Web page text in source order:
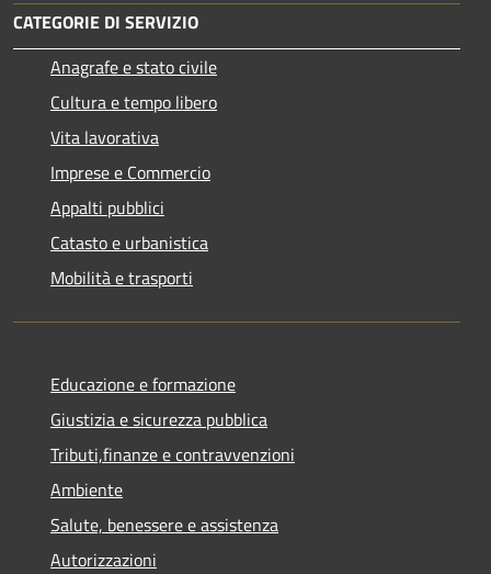
CATEGORIE DI SERVIZIO
Anagrafe e stato civile
Cultura e tempo libero
Vita lavorativa
Imprese e Commercio
Appalti pubblici
Catasto e urbanistica
Mobilità e trasporti
Educazione e formazione
Giustizia e sicurezza pubblica
Tributi,finanze e contravvenzioni
Ambiente
Salute, benessere e assistenza
Autorizzazioni